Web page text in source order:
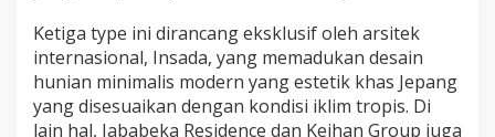
Ketiga type ini dirancang eksklusif oleh arsitek
internasional, Insada, yang memadukan desain
hunian minimalis modern yang estetik khas Jepang
yang disesuaikan dengan kondisi iklim tropis. Di
lain hal, Jababeka Residence dan Keihan Group juga